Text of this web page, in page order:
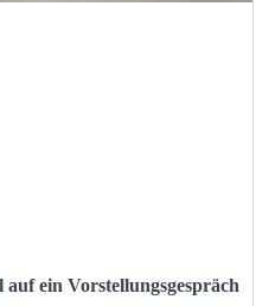
ein Vorstellungsgespräch